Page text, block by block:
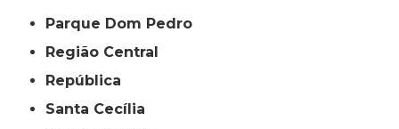
Parque Dom Pedro
Região Central
República
Santa Cecília